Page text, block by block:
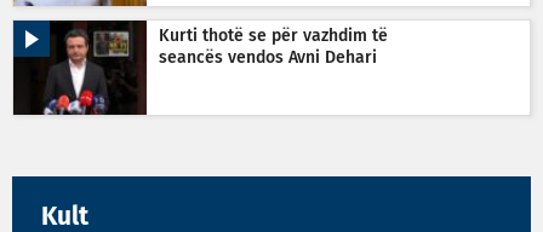
Kurti thotë se për vazhdim të
seancës vendos Avni Dehari
Kult